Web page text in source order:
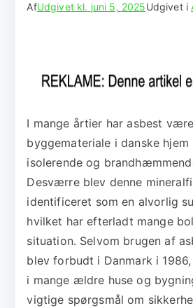
AfUdgivet kl. juni 5, 2025Udgivet i
I mange årtier har asbest
byggemateriale i danske
isolerende og
Desværre blev denne
identificeret som en alvorlig
hvilket har efterladt mange
situation. Selvom brugen af
blev forbudt i Danmark i
i mange ældre huse og
vigtige spørgsmål om